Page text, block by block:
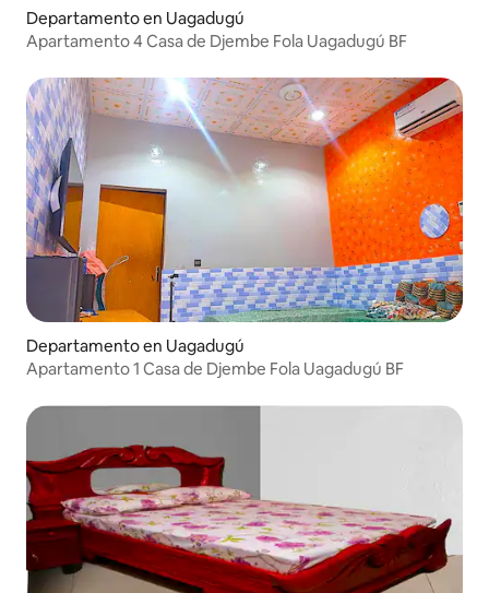
Departamento en Uagadugú
Apartamento 4 Casa de Djembe Fola Uagadugú BF
Departamento en Uagadugú
Apartamento 1 Casa de Djembe Fola Uagadugú BF